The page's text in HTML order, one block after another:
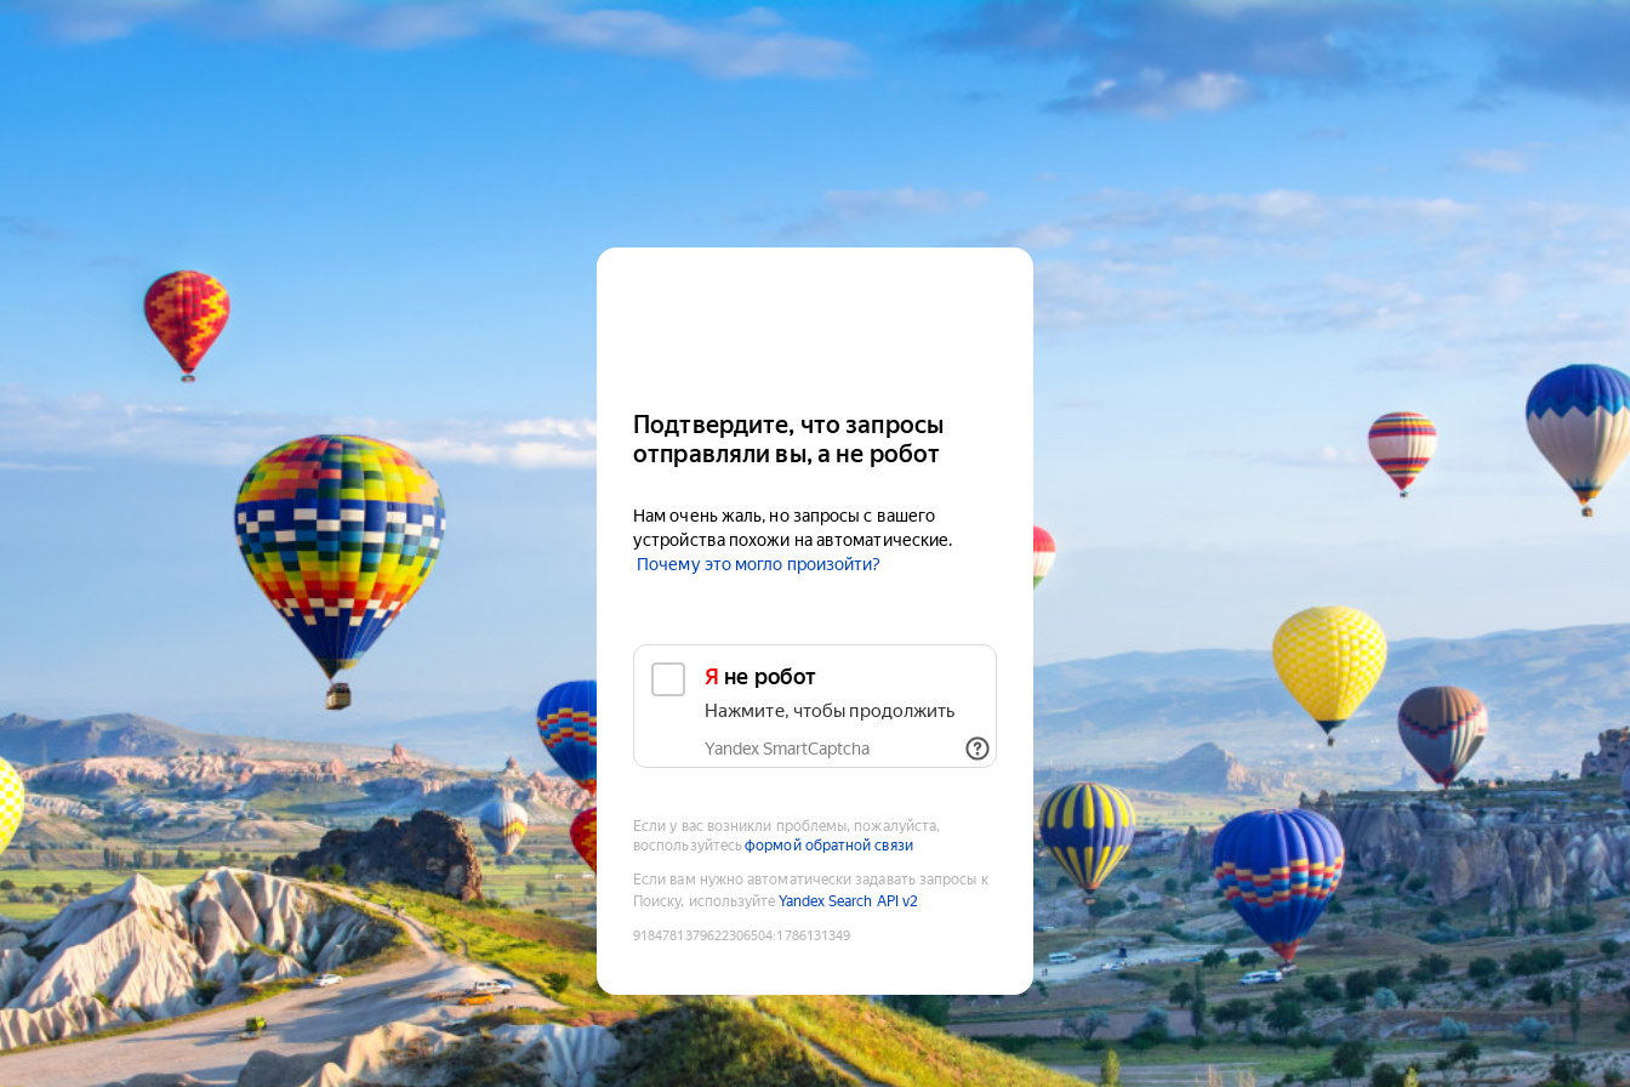
Подтвердите, что запросы
отправляли вы, а не робот
Нам очень жаль, но запросы с вашего
устройства похожи на автоматические.
Почему это могло произойти?
Я не робот
Нажмите, чтобы продолжить
Yandex SmartCaptcha
Если у вас возникли проблемы, пожалуйста,
воспользуйтесьформой обратной связи
Если вам нужно автоматически задавать запросы к
Поиску, используйте Yandex Search API v2
9184781379622306504:1786131349